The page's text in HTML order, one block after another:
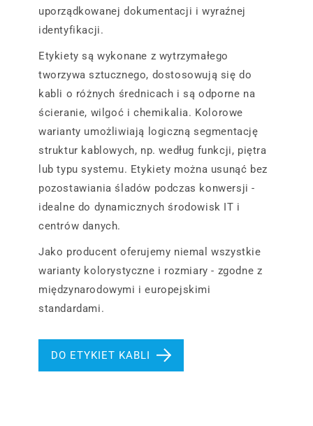
uporządkowanej dokumentacji i wyraźnej
identyfikacji.
Etykiety są wykonane z wytrzymałego
tworzywa sztucznego, dostosowują się do
kabli o różnych średnicach i są odporne na
ścieranie, wilgoć i chemikalia. Kolorowe
warianty umożliwiają logiczną segmentację
struktur kablowych, np. według funkcji, piętra
lub typu systemu. Etykiety można usunąć bez
pozostawiania śladów podczas konwersji -
idealne do dynamicznych środowisk IT i
centrów danych.
Jako producent oferujemy niemal wszystkie
warianty kolorystyczne i rozmiary - zgodne z
międzynarodowymi i europejskimi
standardami.
DO ETYKIET KABLI